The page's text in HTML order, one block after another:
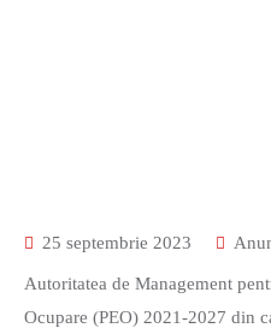
25 septembrie 2023
Autoritatea de Management
Ocupare (PEO) 2021-2027 din